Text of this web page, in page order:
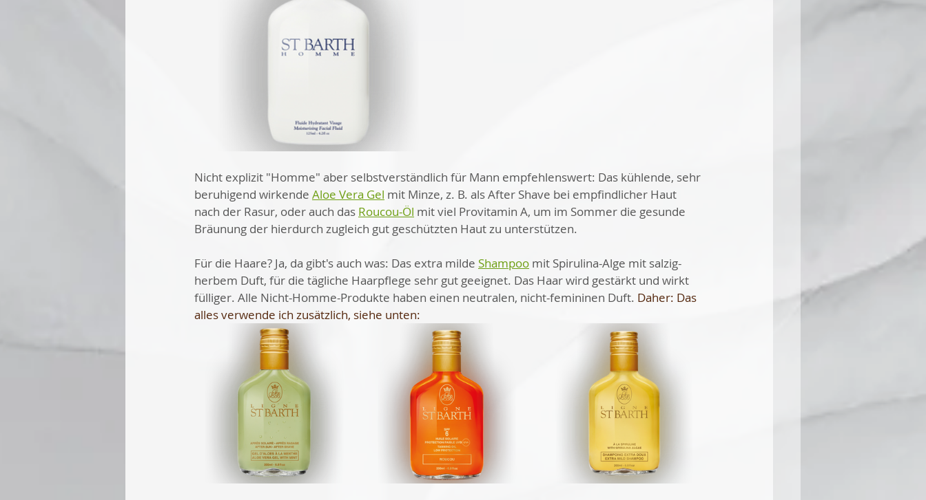
Nicht explizit "Homme" aber selbstverständlich für Mann empfehlenswert: Das kühlende, sehr
beruhigend wirkende Aloe Vera Gel mit Minze, z. B. als After Shave bei empfindlicher Haut
nach der Rasur, oder auch das Roucou-Öl mit viel Provitamin A, um im Sommer die gesunde
Bräunung der hierdurch zugleich gut geschützten Haut zu unterstützen.
Für die Haare? Ja, da gibt's auch was: Das extra milde Shampoo mit Spirulina-Alge mit salzig-
herbem Duft, für die tägliche Haarpflege sehr gut geeignet. Das Haar wird gestärkt und wirkt
fülliger. Alle Nicht-Homme-Produkte haben einen neutralen, nicht-femininen Duft. Daher: Das
alles verwende ich zusätzlich, siehe unten: